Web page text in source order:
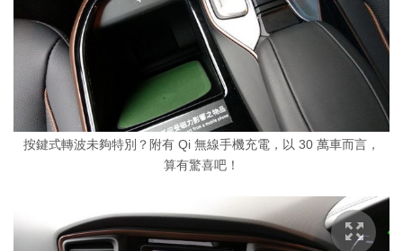
按鍵式轉波未夠特別？附有 Qi 無線手機充電，以 30 萬車而言，
算有驚喜吧！